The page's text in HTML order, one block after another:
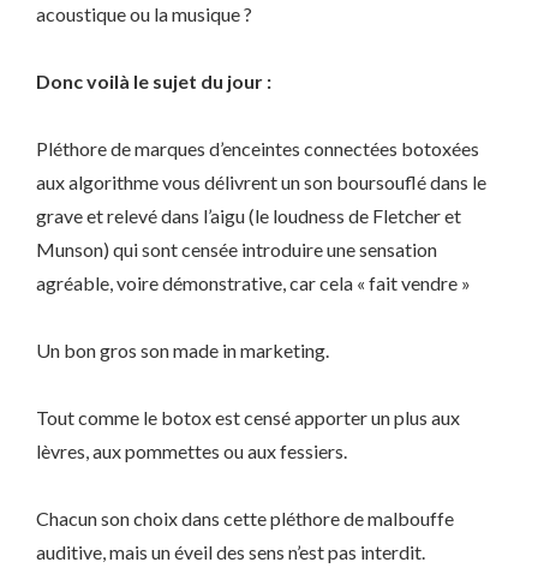
acoustique ou la musique ?
Donc voilà le sujet du jour :
Pléthore de marques d’enceintes connectées botoxées
aux algorithme vous délivrent un son boursouflé dans le
grave et relevé dans l’aigu (le loudness de Fletcher et
Munson) qui sont censée introduire une sensation
agréable, voire démonstrative, car cela « fait vendre »
Un bon gros son made in marketing.
Tout comme le botox est censé apporter un plus aux
lèvres, aux pommettes ou aux fessiers.
Chacun son choix dans cette pléthore de malbouffe
auditive, mais un éveil des sens n’est pas interdit.